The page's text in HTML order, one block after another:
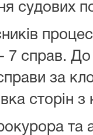
судових
7 справ.
за
сторін